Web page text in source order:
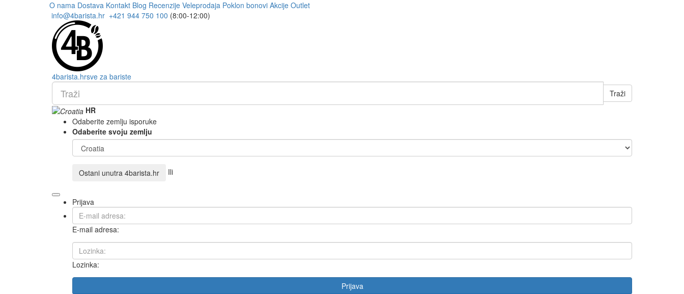
O nama Dostava Kontakt Blog Recenzije Veleprodaja Poklon bonovi Akcije Outlet
info@4barista.hr +421 944 750 100 (8:00-12:00)
4barista.hrsve za bariste
Traži
HR
Odaberite zemlju isporuke
Odaberite svoju zemlju
Ostani unutra 4barista.hr Ili
Prijava
E-mail adresa:
Lozinka:
Prijava